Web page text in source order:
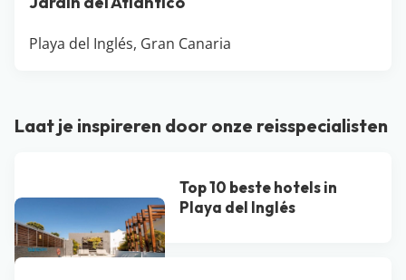
Playa del Inglés, Gran Canaria
Laat je inspireren door onze reisspecialisten
Top 10 beste hotels in
Playa del Inglés